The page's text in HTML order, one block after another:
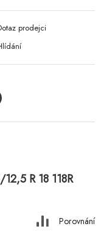
prodejci
R 18 118R
Porovnání